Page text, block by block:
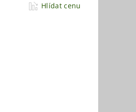
Hlídat cenu